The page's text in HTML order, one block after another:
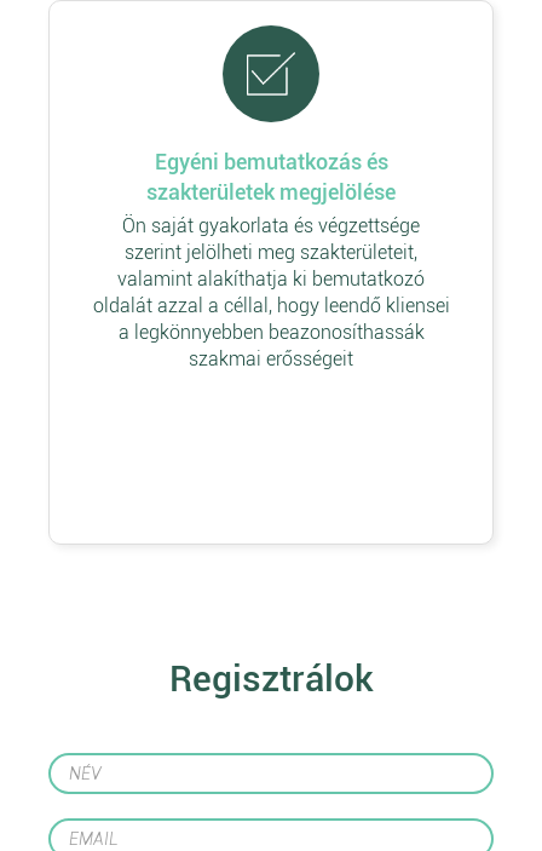
Egyéni bemutatkozás és
szakterületek megjelölése
Ön saját gyakorlata és végzettsége
szerint jelölheti meg szakterületeit,
valamint alakíthatja ki bemutatkozó
oldalát azzal a céllal, hogy leendő kliensei
a legkönnyebben beazonosíthassák
szakmai erősségeit
Regisztrálok